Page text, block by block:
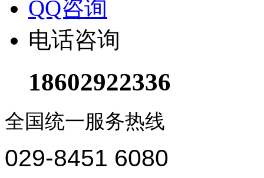
QQ咨询
电话咨询
18602922336
全国统一服务热线
029-8451 6080